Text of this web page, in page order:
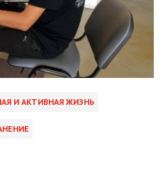
И АКТИВНАЯ ЖИЗНЬ